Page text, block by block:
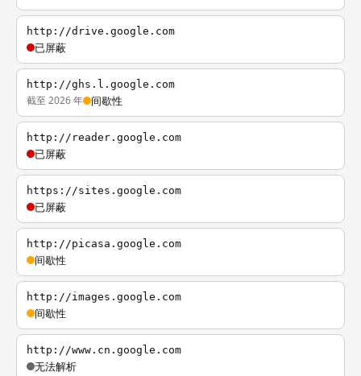
http://drive.google.com
已屏蔽
http://ghs.l.google.com
截至 2026 年 间歇性
http://reader.google.com
已屏蔽
https://sites.google.com
已屏蔽
http://picasa.google.com
间歇性
http://images.google.com
间歇性
http://www.cn.google.com
无法解析